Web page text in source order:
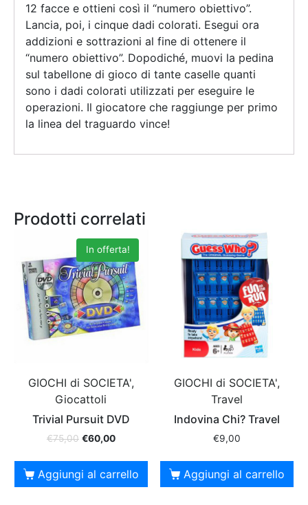
12 facce e ottieni così il “numero obiettivo”.
Lancia, poi, i cinque dadi colorati. Esegui ora
addizioni e sottrazioni al fine di ottenere il
“numero obiettivo”. Dopodiché, muovi la pedina
sul tabellone di gioco di tante caselle quanti
sono i dadi colorati utilizzati per eseguire le
operazioni. Il giocatore che raggiunge per primo
la linea del traguardo vince!
Prodotti correlati
In offerta!
GIOCHI di SOCIETA',
Giocattoli
Trivial Pursuit DVD
€75,00 €60,00
Aggiungi al carrello
GIOCHI di SOCIETA',
Travel
Indovina Chi? Travel
€9,00
Aggiungi al carrello